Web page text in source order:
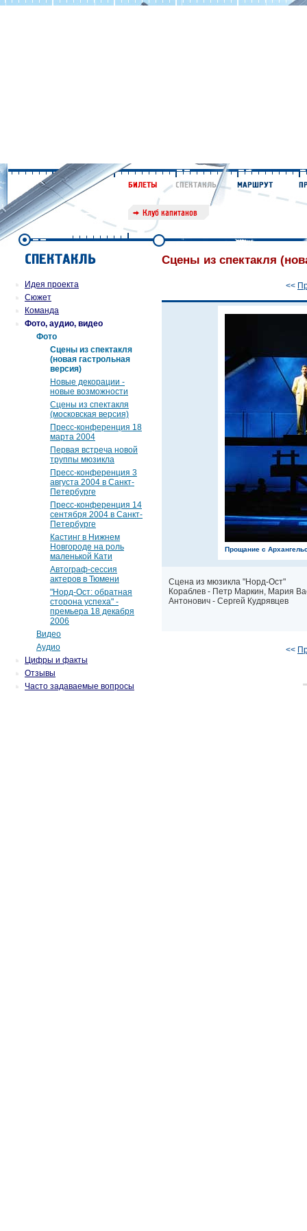
Идея проекта
Сюжет
Команда
Фото, аудио, видео
Фото
Сцены из спектакля
(новая гастрольная
версия)
Новые декорации -
новые возможности
Сцены из спектакля
(московская версия)
Пресс-конференция 18
марта 2004
Первая встреча новой
труппы мюзикла
Пресс-конференция 3
августа 2004 в Санкт-
Петербурге
Пресс-конференция 14
сентября 2004 в Санкт-
Петербурге
Кастинг в Нижнем
Новгороде на роль
маленькой Кати
Автограф-сессия
актеров в Тюмени
"Норд-Ост: обратная
сторона успеха" -
премьера 18 декабря
2006
Видео
Аудио
Цифры и факты
Отзывы
Часто задаваемые вопросы
Сцены из спектакля
<<
Прощание с
Сцена из мюзикла "Норд-Ост"
Кораблев - Петр Маркин, Мария
Антонович - Сергей Кудрявцев
<<